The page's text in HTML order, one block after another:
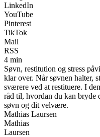
LinkedIn
YouTube
Pinterest
TikTok
Mail
RSS
4 min
Søvn, restitution og stress
klar over. Når søvnen halter,
sværere ved at restituere. I
råd til, hvordan du kan bryde
søvn og dit velvære.
Mathias Laursen
Mathias
Laursen